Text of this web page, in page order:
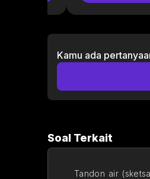
Kamu ada
Soal Terkait
Tandon air